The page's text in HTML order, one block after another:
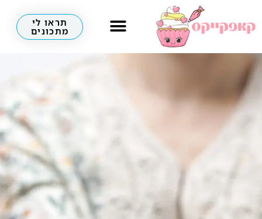
תראו לי
מתכונים